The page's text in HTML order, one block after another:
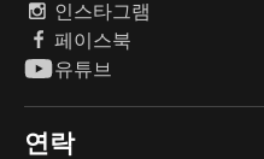
인스타그램
페이스북
유튜브
연락